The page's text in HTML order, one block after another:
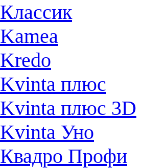
Классик
Kamea
Kredo
Kvinta плюс
Kvinta плюс 3D
Kvinta Уно
Квадро Профи